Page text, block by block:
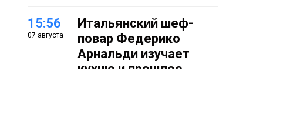
15:56
07 августа
Итальянский шеф-
повар Федерико
Арнальди изучает
кухню и прошлое